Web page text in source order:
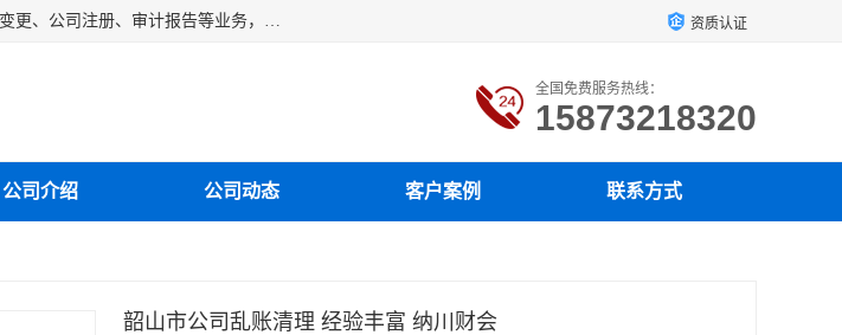
湘潭纳川会计服务有限公司主营从事：湘潭公司账务清理、湘潭公司注销、代理记账、公司变更、公司注册、审计报告等业务，公司设立有专门的代理注册部门，现有工商代办专员，部门经理从事工商代办多年，对各地区公司注册、公司变更、进出口业务等流程以及各行业公司注册、变更所需注意的细节都非常熟悉。 资质认证
全国免费服务热线：
15873218320
公司介绍 公司动态 客户案例 联系方式
韶山市公司乱账清理 经验丰富 纳川财会